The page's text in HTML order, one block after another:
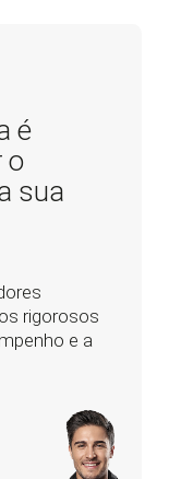
é
o
sua
rigorosos
e a